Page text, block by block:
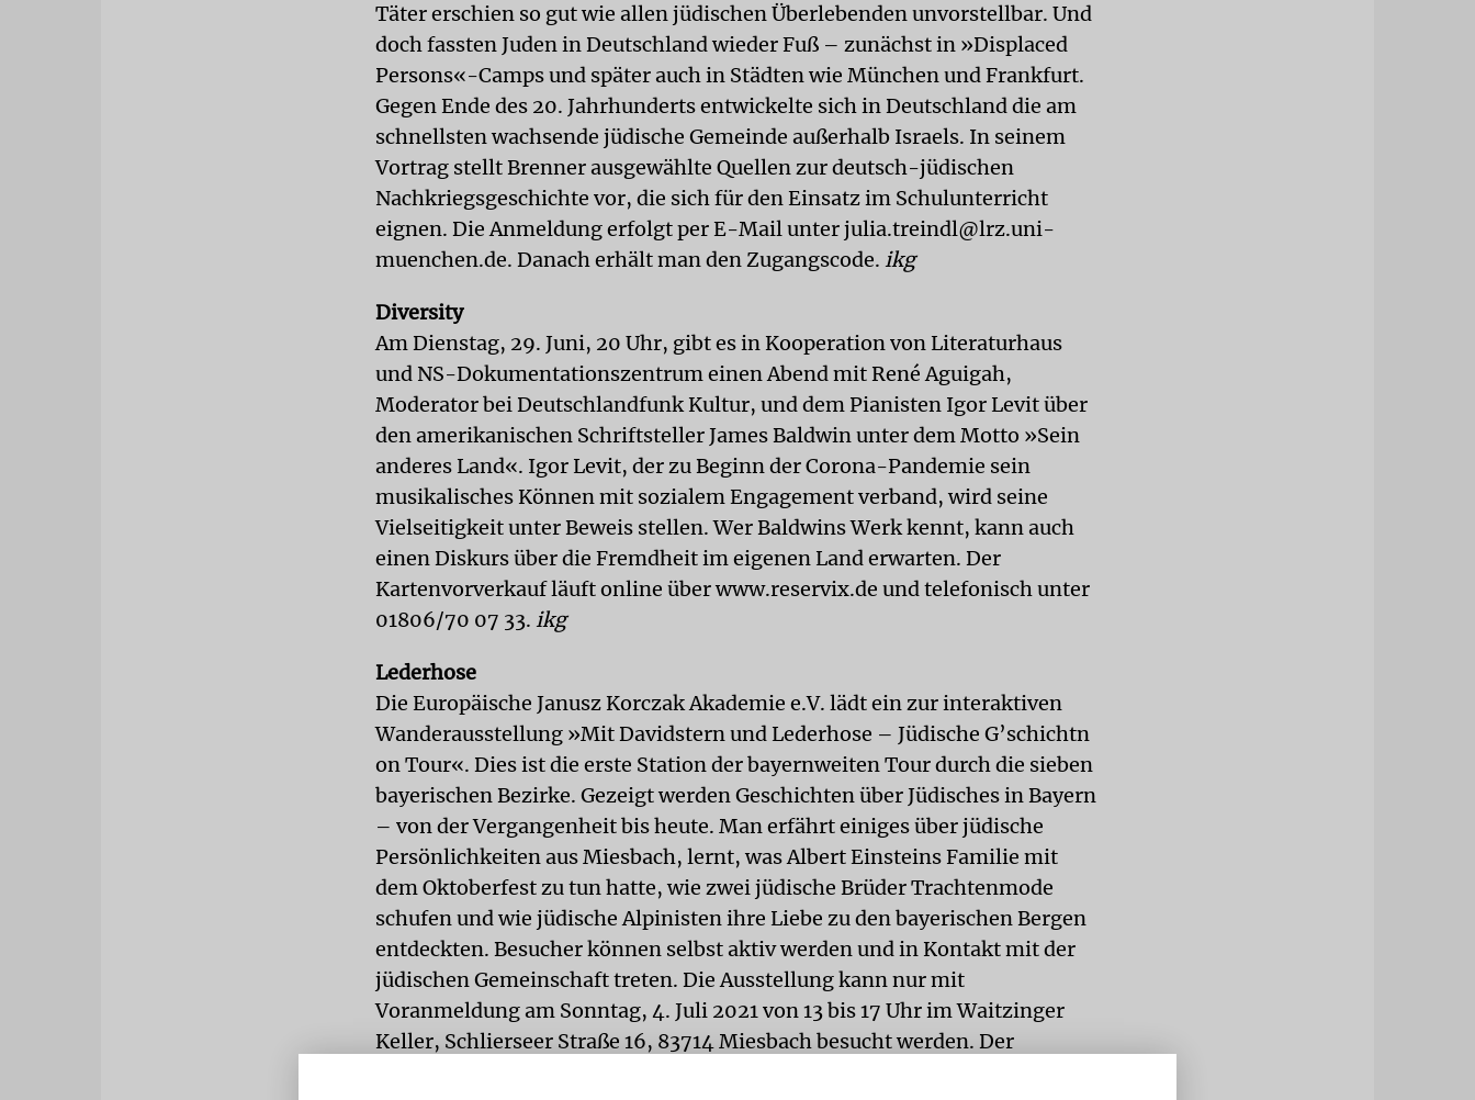
Täter erschien so gut wie allen jüdischen Überlebenden unvorstellbar. Und
doch fassten Juden in Deutschland wieder Fuß – zunächst in »Displaced
Persons«-Camps und später auch in Städten wie München und Frankfurt.
Gegen Ende des 20. Jahrhunderts entwickelte sich in Deutschland die am
schnellsten wachsende jüdische Gemeinde außerhalb Israels. In seinem
Vortrag stellt Brenner ausgewählte Quellen zur deutsch-jüdischen
Nachkriegsgeschichte vor, die sich für den Einsatz im Schulunterricht
eignen. Die Anmeldung erfolgt per E-Mail unter julia.treindl@lrz.uni-
muenchen.de. Danach erhält man den Zugangscode. ikg
Diversity
Am Dienstag, 29. Juni, 20 Uhr, gibt es in Kooperation von Literaturhaus
und NS-Dokumentationszentrum einen Abend mit René Aguigah,
Moderator bei Deutschlandfunk Kultur, und dem Pianisten Igor Levit über
den amerikanischen Schriftsteller James Baldwin unter dem Motto »Sein
anderes Land«. Igor Levit, der zu Beginn der Corona-Pandemie sein
musikalisches Können mit sozialem Engagement verband, wird seine
Vielseitigkeit unter Beweis stellen. Wer Baldwins Werk kennt, kann auch
einen Diskurs über die Fremdheit im eigenen Land erwarten. Der
Kartenvorverkauf läuft online über www.reservix.de und telefonisch unter
01806/70 07 33. ikg
Lederhose
Die Europäische Janusz Korczak Akademie e.V. lädt ein zur interaktiven
Wanderausstellung »Mit Davidstern und Lederhose – Jüdische G’schichtn
on Tour«. Dies ist die erste Station der bayernweiten Tour durch die sieben
bayerischen Bezirke. Gezeigt werden Geschichten über Jüdisches in Bayern
– von der Vergangenheit bis heute. Man erfährt einiges über jüdische
Persönlichkeiten aus Miesbach, lernt, was Albert Einsteins Familie mit
dem Oktoberfest zu tun hatte, wie zwei jüdische Brüder Trachtenmode
schufen und wie jüdische Alpinisten ihre Liebe zu den bayerischen Bergen
entdeckten. Besucher können selbst aktiv werden und in Kontakt mit der
jüdischen Gemeinschaft treten. Die Ausstellung kann nur mit
Voranmeldung am Sonntag, 4. Juli 2021 von 13 bis 17 Uhr im Waitzinger
Keller, Schlierseer Straße 16, 83714 Miesbach besucht werden. Der